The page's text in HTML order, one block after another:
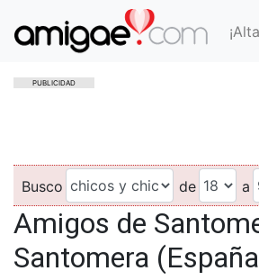
PUBLICIDAD
Busco de a
Amigos de
Santomera